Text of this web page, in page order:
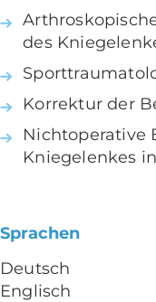
des
Korrektur der
Nichtoperative
Kniegelenkes
Sprachen
Deutsch
Englisch